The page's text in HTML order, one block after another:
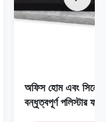
অফিস হোম এবং
বন্ধুত্বপূর্ণ পলিস্টার